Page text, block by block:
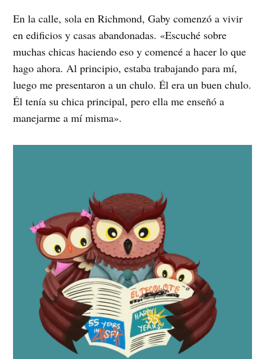
En la calle, sola en Richmond, Gaby comenzó a vivir
en edificios y casas abandonadas. «Escuché sobre
muchas chicas haciendo eso y comencé a hacer lo que
hago ahora. Al principio, estaba trabajando para mí,
luego me presentaron a un chulo. Él era un buen chulo.
Él tenía su chica principal, pero ella me enseñó a
manejarme a mí misma».